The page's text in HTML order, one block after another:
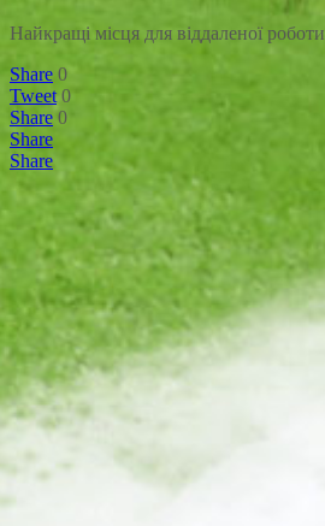
Найкращі місця для віддаленої роботи
Share 0
Tweet 0
Share 0
Share
Share